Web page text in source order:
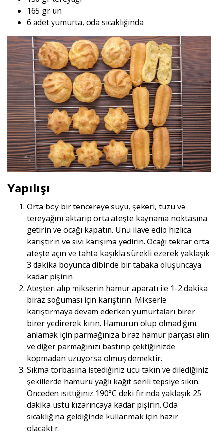
165 gr un
6 adet yumurta, oda sıcaklığında
Yapılışı
Orta boy bir tencereye suyu, şekeri, tuzu ve
tereyağını aktarıp orta ateşte kaynama noktasına
getirin ve ocağı kapatın. Unu ilave edip hızlıca
karıştırın ve sıvı karışıma yedirin. Ocağı tekrar orta
ateşte açın ve tahta kaşıkla sürekli ezerek yaklaşık
3 dakika boyunca dibinde bir tabaka oluşuncaya
kadar pişirin.
Ateşten alıp mikserin hamur aparatı ile 1-2 dakika
biraz soğuması için karıştırın. Mikserle
karıştırmaya devam ederken yumurtaları birer
birer yedirerek kırın. Hamurun olup olmadığını
anlamak için parmağınıza biraz hamur parçası alın
ve diğer parmağınızı bastırıp çektiğinizde
kopmadan uzuyorsa olmuş demektir.
Sıkma torbasına istediğiniz ucu takın ve dilediğiniz
şekillerde hamuru yağlı kağıt serili tepsiye sıkın.
Önceden ısıttığınız 190°C deki fırında yaklaşık 25
dakika üstü kızarıncaya kadar pişirin. Oda
sıcaklığına geldiğinde kullanmak için hazır
olacaktır.